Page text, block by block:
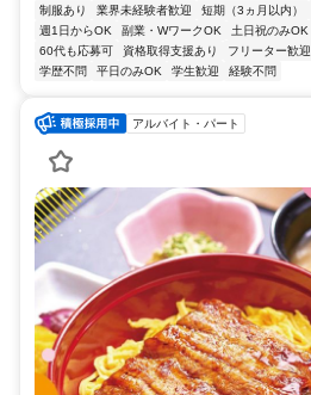
制服あり 業界未経験者歓迎 短期（3ヵ月以内）
週1日からOK
副業・WワークOK 土日祝のみOK
60代も応募可
資格取得支援あり フリーター歓迎
学歴不問
平日のみOK 学生歓迎 経験不問
アルバイト・パート